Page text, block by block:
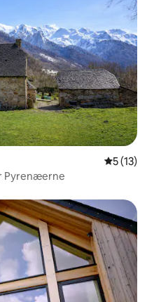
5 ud af 5
5 (13)
Pyrenæerne